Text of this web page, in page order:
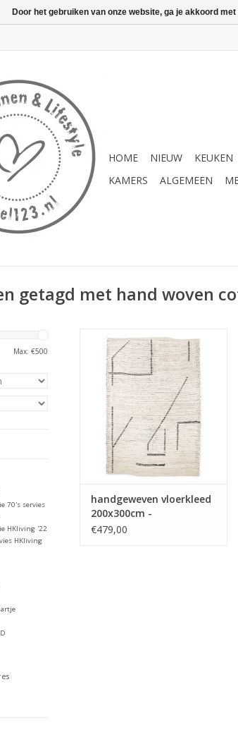
HOME NIEUW KEUKEN
KAMERS
ALGEMEEN
getagd met hand woven
Max: €500
70's servies
HKliving '22
HKliving
Handgeweven katoenen
vloerkleed crème / antraciet in de
afmeting 200x300cm.
TOEVOEGEN AAN WINKELWAGEN
handgeweven vloerkleed
200x300cm -
creme/antraciet
€479,00
Door het gebruiken van onze website, ga je akkoord